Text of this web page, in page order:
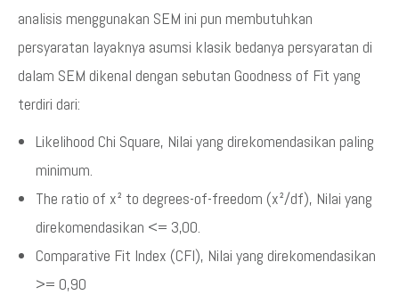
analisis menggunakan SEM ini pun membutuhkan
persyaratan layaknya asumsi klasik bedanya persyaratan di
dalam SEM dikenal dengan sebutan Goodness of Fit yang
terdiri dari:
Likelihood Chi Square, Nilai yang direkomendasikan paling
minimum.
The ratio of x² to degrees-of-freedom (x²/df), Nilai yang
direkomendasikan <= 3,00.
Comparative Fit Index (CFI), Nilai yang direkomendasikan
>= 0,90